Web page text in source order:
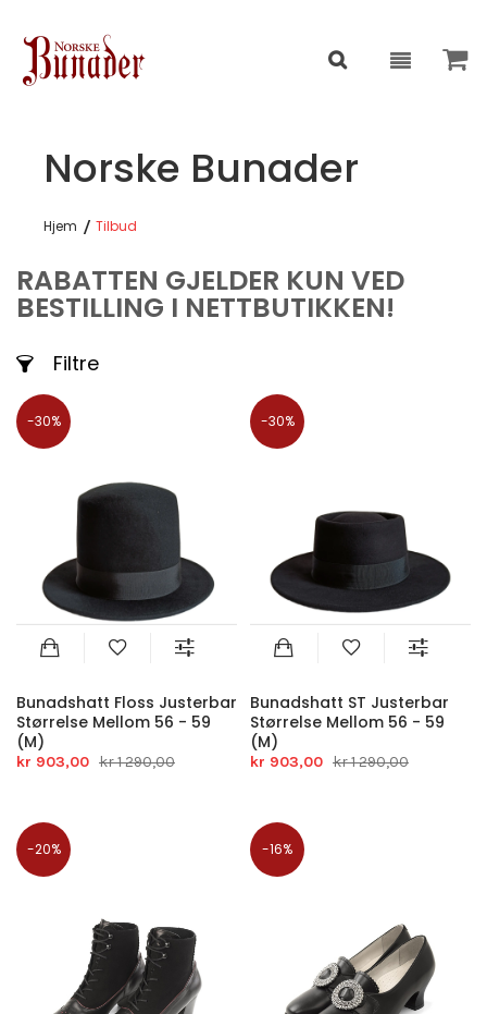
Norske Bunader
Hjem Tilbud
RABATTEN GJELDER KUN VED
BESTILLING I NETTBUTIKKEN!
Filtre
-30%
Bunadshatt Floss Justerbar
Størrelse Mellom 56 - 59
(M)
kr 903,00 kr 1 290,00
-30%
Bunadshatt ST Justerbar
Størrelse Mellom 56 - 59
(M)
kr 903,00 kr 1 290,00
-20% -16%